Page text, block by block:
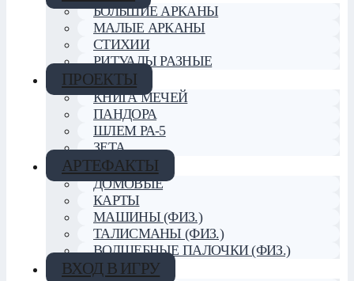
БОЛЬШИЕ АРКАНЫ
МАЛЫЕ АРКАНЫ
СТИХИИ
РИТУАЛЫ РАЗНЫЕ
ПРОЕКТЫ
КНИГА МЕЧЕЙ
ПАНДОРА
ШЛЕМ РА-5
ЗЕТА
АРТЕФАКТЫ
ДОМОВЫЕ
КАРТЫ
МАШИНЫ (ФИЗ.)
ТАЛИСМАНЫ (ФИЗ.)
ВОЛШЕБНЫЕ ПАЛОЧКИ (ФИЗ.)
ВХОД В ИГРУ